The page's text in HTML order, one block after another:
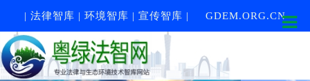
| 法律智库 | 环境智库 | 宣传智库 | GDEM.ORG.CN